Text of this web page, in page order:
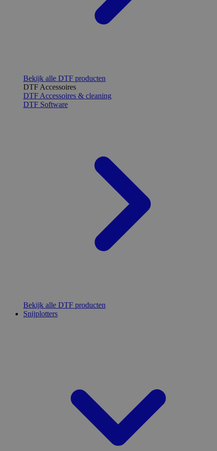
Bekijk alle DTF producten
DTF Accessoires
DTF Accessoires & cleaning
DTF Software
Bekijk alle DTF producten
Snijplotters